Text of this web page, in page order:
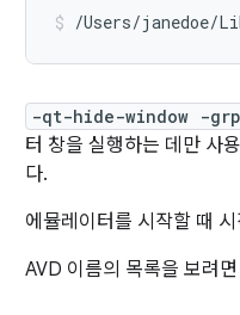
/Users/janedoe/
-qt-hide-window -
터 창을 실행하는 데만 사
다.
에뮬레이터를 시작할 때
AVD 이름의 목록을 보려